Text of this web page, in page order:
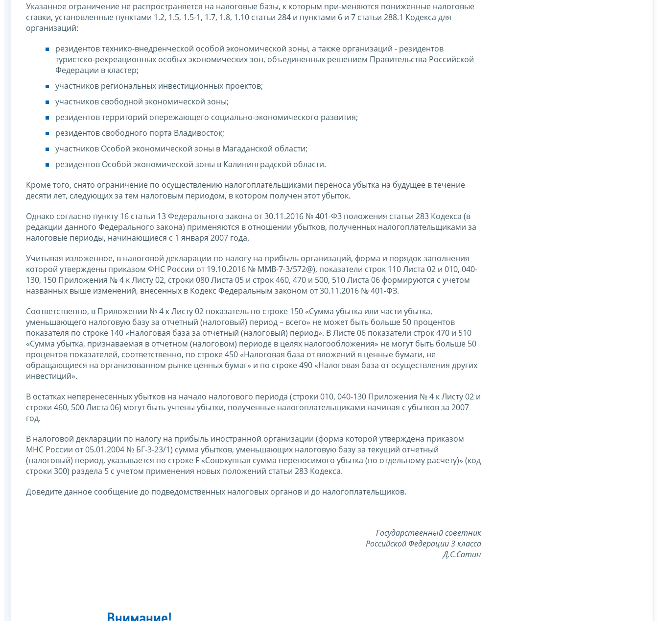
Указанное ограничение не распространяется на налоговые базы, к которым при-меняются пониженные налоговые
ставки, установленные пунктами 1.2, 1.5, 1.5-1, 1.7, 1.8, 1.10 статьи 284 и пунктами 6 и 7 статьи 288.1 Кодекса для
организаций:
резидентов технико-внедренческой особой экономической зоны, а также организаций - резидентов
туристско-рекреационных особых экономических зон, объединенных решением Правительства Российской
Федерации в кластер;
участников региональных инвестиционных проектов;
участников свободной экономической зоны;
резидентов территорий опережающего социально-экономического развития;
резидентов свободного порта Владивосток;
участников Особой экономической зоны в Магаданской области;
резидентов Особой экономической зоны в Калининградской области.
Кроме того, снято ограничение по осуществлению налогоплательщиками переноса убытка на будущее в течение
десяти лет, следующих за тем налоговым периодом, в котором получен этот убыток.
Однако согласно пункту 16 статьи 13 Федерального закона от 30.11.2016 № 401-ФЗ положения статьи 283 Кодекса (в
редакции данного Федерального закона) применяются в отношении убытков, полученных налогоплательщиками за
налоговые периоды, начинающиеся с 1 января 2007 года.
Учитывая изложенное, в налоговой декларации по налогу на прибыль организаций, форма и порядок заполнения
которой утверждены приказом ФНС России от 19.10.2016 № ММВ-7-3/572@), показатели строк 110 Листа 02 и 010, 040-
130, 150 Приложения № 4 к Листу 02, строки 080 Листа 05 и строк 460, 470 и 500, 510 Листа 06 формируются с учетом
названных выше изменений, внесенных в Кодекс Федеральным законом от 30.11.2016 № 401-ФЗ.
Соответственно, в Приложении № 4 к Листу 02 показатель по строке 150 «Сумма убытка или части убытка,
уменьшающего налоговую базу за отчетный (налоговый) период – всего» не может быть больше 50 процентов
показателя по строке 140 «Налоговая база за отчетный (налоговый) период». В Листе 06 показатели строк 470 и 510
«Сумма убытка, признаваемая в отчетном (налоговом) периоде в целях налогообложения» не могут быть больше 50
процентов показателей, соответственно, по строке 450 «Налоговая база от вложений в ценные бумаги, не
обращающиеся на организованном рынке ценных бумаг» и по строке 490 «Налоговая база от осуществления других
инвестиций».
В остатках неперенесенных убытков на начало налогового периода (строки 010, 040-130 Приложения № 4 к Листу 02 и
строки 460, 500 Листа 06) могут быть учтены убытки, полученные налогоплательщиками начиная с убытков за 2007
год.
В налоговой декларации по налогу на прибыль иностранной организации (форма которой утверждена приказом
МНС России от 05.01.2004 № БГ-3-23/1) сумма убытков, уменьшающих налоговую базу за текущий отчетный
(налоговый) период, указывается по строке F «Совокупная сумма переносимого убытка (по отдельному расчету)» (код
строки 300) раздела 5 с учетом применения новых положений статьи 283 Кодекса.
Доведите данное сообщение до подведомственных налоговых органов и до налогоплательщиков.
Государственный советник
Российской Федерации 3 класса
Д.С.Сатин